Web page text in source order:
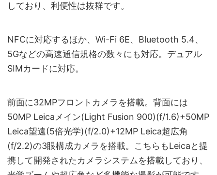
しており、利便性は抜群です。
NFCに対応するほか、Wi-Fi 6E、Bluetooth 5.4、
5Gなどの高速通信規格の数々にも対応。デュアル
SIMカードに対応。
前面に32MPフロントカメラを搭載。背面には
50MP Leicaメイン(Light Fusion 900)(f/1.6)+50MP
Leica望遠(5倍光学)(f/2.0)+12MP Leica超広角
(f/2.2)の3眼構成カメラを搭載。こちらもLeicaと提
携して開発されたカメラシステムを搭載しており、